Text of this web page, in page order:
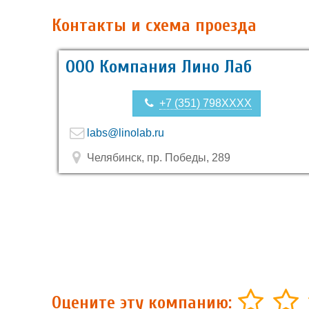
Контакты и схема проезда
ООО Компания Лино Лаб
+7 (351) 798XXXX
labs@linolab.ru
Челябинск, пр. Победы, 289
Оцените эту компанию: